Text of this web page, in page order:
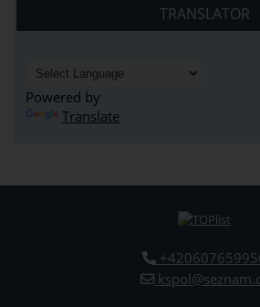
TRANSLATOR
Powered by
Translate